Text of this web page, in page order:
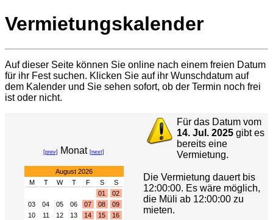
Vermietungskalender
Auf dieser Seite können Sie online nach einem freien Datum
für ihr Fest suchen. Klicken Sie auf ihr Wunschdatum auf
dem Kalender und Sie sehen sofort, ob der Termin noch frei
ist oder nicht.
[prev] Monat [next]
August 2026
M
T W T F S
S
01
02
03
04 05 06 07 08
09
10
11 12 13 14 15
16
Für das Datum vom
14. Jul. 2025 gibt es
bereits eine
Vermietung.
Die Vermietung dauert bis
12:00:00. Es wäre möglich,
die Müli ab 12:00:00 zu
mieten.